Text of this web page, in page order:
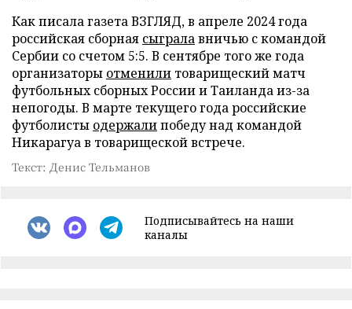
Как писала газета ВЗГЛЯД, в апреле 2024 года
российская сборная сыгралавничью с командой
Сербии со счетом 5:5. В сентябре того же года
организаторы отменили товарищеский матч
футбольных сборных России и Таиланда из-за
непогоды. В марте текущего года российские
футболисты одержалипобеду над командой
Никарагуа в товарищеской встрече.
Текст: Денис Тельманов
Подписывайтесь на наши
каналы